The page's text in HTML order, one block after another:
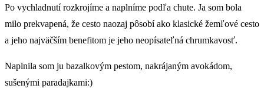
Po vychladnutí rozkrojíme a naplníme podľa chute. Ja som bola
milo prekvapená, že cesto naozaj pôsobí ako klasické žemľové cesto
a jeho najväčším benefitom je jeho neopísateľná chrumkavosť.
Naplnila som ju bazalkovým pestom, nakrájaným avokádom,
sušenými paradajkami:)